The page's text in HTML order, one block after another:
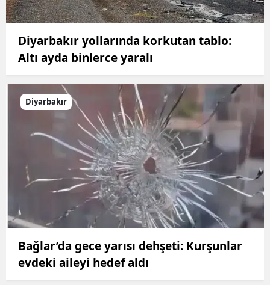
Diyarbakır yollarında korkutan tablo:
Altı ayda binlerce yaralı
Diyarbakır
Bağlar’da gece yarısı dehşeti: Kurşunlar
evdeki aileyi hedef aldı